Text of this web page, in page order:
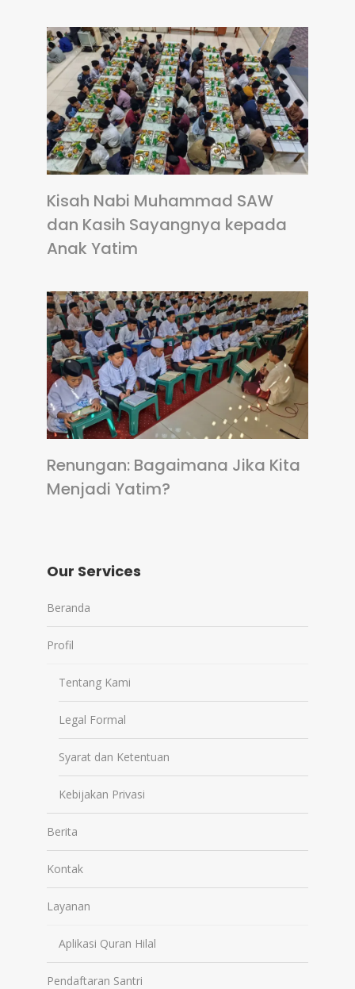
Kisah Nabi Muhammad SAW
dan Kasih Sayangnya kepada
Anak Yatim
Renungan: Bagaimana Jika Kita
Menjadi Yatim?
Our Services
Beranda
Profil
Tentang Kami
Legal Formal
Syarat dan Ketentuan
Kebijakan Privasi
Berita
Kontak
Layanan
Aplikasi Quran Hilal
Pendaftaran Santri